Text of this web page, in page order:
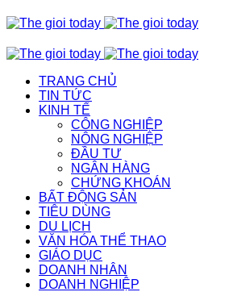
TRANG CHỦ
TIN TỨC
KINH TẾ
CÔNG NGHIỆP
NÔNG NGHIỆP
ĐẦU TƯ
NGÂN HÀNG
CHỨNG KHOÁN
BẤT ĐỘNG SẢN
TIÊU DÙNG
DU LỊCH
VĂN HÓA THỂ THAO
GIÁO DỤC
DOANH NHÂN
DOANH NGHIỆP